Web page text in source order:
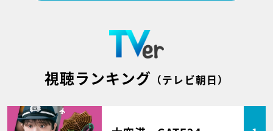
視聴ランキング （テレビ朝日）